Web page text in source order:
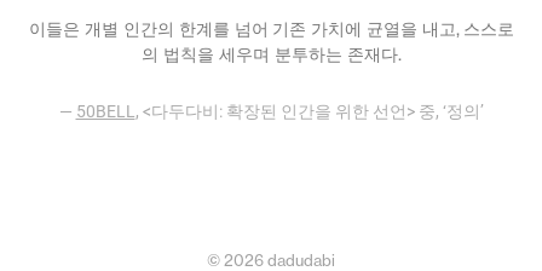
이들은 개별 인간의 한계를 넘어 기존 가치에 균열을 내고,스스로
의 법칙을 세우며 분투하는 존재다.
— 50BELL, <다두다비:확장된 인간을 위한 선언>중, ‘정의’
© 2026 dadudabi